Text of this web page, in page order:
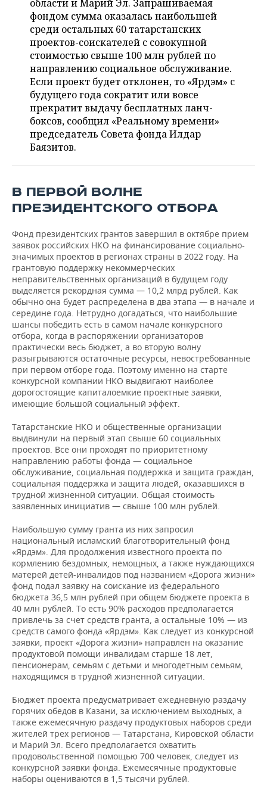
ВОЛЕЙБОЛ
КИБЕРСПОРТ
ФИГУРНОЕ КАТАНИЕ
ВОДНЫЕ ВИДЫ СПОРТА
ХОККЕЙ С МЯЧОМ
ИСТОРИЯ
КУЛЬТУРА
МЕДИЦИНА
ОБРАЗОВАНИЕ
ПРОИСШЕСТВИЯ
СПИСОК ПЕРСОН
СПИСОК КОМПАНИЙ
ПОЛНАЯ ВЕРСИЯ
области и Марий Эл. Запрашиваемая
фондом сумма оказалась наибольшей
среди остальных 60 татарстанских
проектов-соискателей с совокупной
стоимостью свыше 100 млн рублей по
направлению социальное обслуживание.
Если проект будет отклонен, то «Ярдэм» с
будущего года сократит или вовсе
прекратит выдачу бесплатных ланч-
боксов, сообщил «Реальному времени»
председатель Совета фонда Илдар
Баязитов.
В ПЕРВОЙ ВОЛНЕ
ПРЕЗИДЕНТСКОГО ОТБОРА
Фонд президентских грантов завершил в октябре прием
заявок российских НКО на финансирование социально-
значимых проектов в регионах страны в 2022 году. На
грантовую поддержку некоммерческих
неправительственных организаций в будущем году
выделяется рекордная сумма — 10,2 млрд рублей. Как
обычно она будет распределена в два этапа — в начале и
середине года. Нетрудно догадаться, что наибольшие
шансы победить есть в самом начале конкурсного
отбора, когда в распоряжении организаторов
практически весь бюджет, а во вторую волну
разыгрываются остаточные ресурсы, невостребованные
при первом отборе года. Поэтому именно на старте
конкурсной компании НКО выдвигают наиболее
дорогостоящие капиталоемкие проектные заявки,
имеющие большой социальный эффект.
Татарстанские НКО и общественные организации
выдвинули на первый этап свыше 60 социальных
проектов. Все они проходят по приоритетному
направлению работы фонда — социальное
обслуживание, социальная поддержка и защита граждан,
социальная поддержка и защита людей, оказавшихся в
трудной жизненной ситуации. Общая стоимость
заявленных инициатив — свыше 100 млн рублей.
Наибольшую сумму гранта из них запросил
национальный исламский благотворительный фонд
«Ярдэм». Для продолжения известного проекта по
кормлению бездомных, немощных, а также нуждающихся
матерей детей-инвалидов под названием «Дорога жизни»
фонд подал заявку на соискание из федерального
бюджета 36,5 млн рублей при общем бюджете проекта в
40 млн рублей. То есть 90% расходов предполагается
привлечь за счет средств гранта, а остальные 10% — из
средств самого фонда «Ярдэм». Как следует из конкурсной
заявки, проект «Дорога жизни» направлен на оказание
продуктовой помощи инвалидам старше 18 лет,
пенсионерам, семьям с детьми и многодетным семьям,
находящимся в трудной жизненной ситуации.
Бюджет проекта предусматривает ежедневную раздачу
горячих обедов в Казани, за исключением выходных, а
также ежемесячную раздачу продуктовых наборов среди
жителей трех регионов — Татарстана, Кировской области
и Марий Эл. Всего предполагается охватить
продовольственной помощью 700 человек, следует из
конкурсной заявки фонда. Ежемесячные продуктовые
наборы оцениваются в 1,5 тысячи рублей.